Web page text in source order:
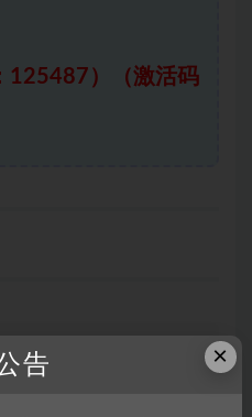
125487）（激活码
明或标注，均为本站原创发
站同意时，禁止复制、盗用、
×
告